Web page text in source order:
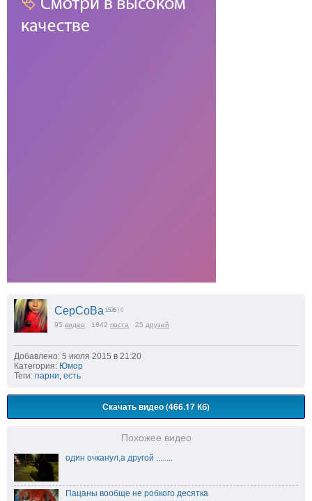
CepCoBa 1535 | 0
95 видео 1842 поста 25 друзей
Добавлено: 5 июля 2015 в 21:20
Категория: Юмор
Теги: парни, есть
Скачать видео (466.17 Кб)
Похожее видео
один очканул,а другой ........
Пацаны вообще не робкого десятка